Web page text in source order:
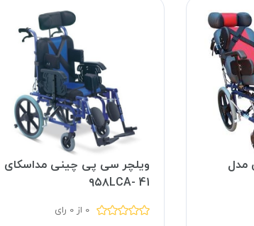
مدل
ویلچر سی پی چینی مداسکای
۹۵۸LCA- 41
0 از 0 رای